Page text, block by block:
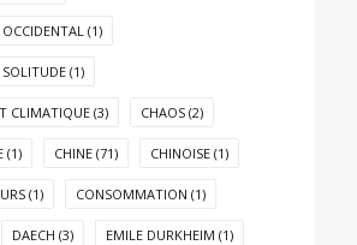
(1)
SOLITUDE (1)
CLIMATIQUE (3) CHAOS (2)
(1) CHINE (71) CHINOISE (1)
(1) CONSOMMATION (1)
DAECH (3) EMILE DURKHEIM (1)